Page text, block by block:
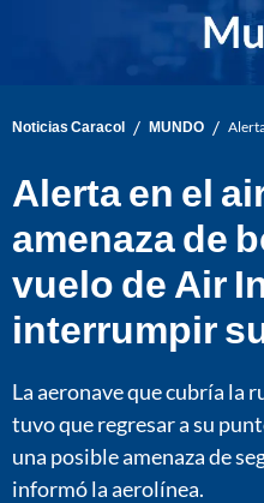
Noticias Caracol / MUNDO /
Alerta en el
amenaza de
vuelo de Air
interrumpir
La aeronave que cubría la
tuvo que regresar a su
una posible amenaza de
informó la aerolínea.